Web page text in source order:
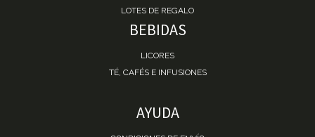
LOTES DE REGALO
BEBIDAS
LICORES
TÉ, CAFÉS E INFUSIONES
AYUDA